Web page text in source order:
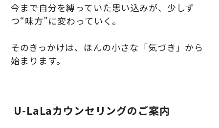
今まで自分を縛っていた思い込みが、少しず
つ“味方”に変わっていく。
そのきっかけは、ほんの小さな「気づき」から
始まります。
U-LaLaカウンセリングのご案内